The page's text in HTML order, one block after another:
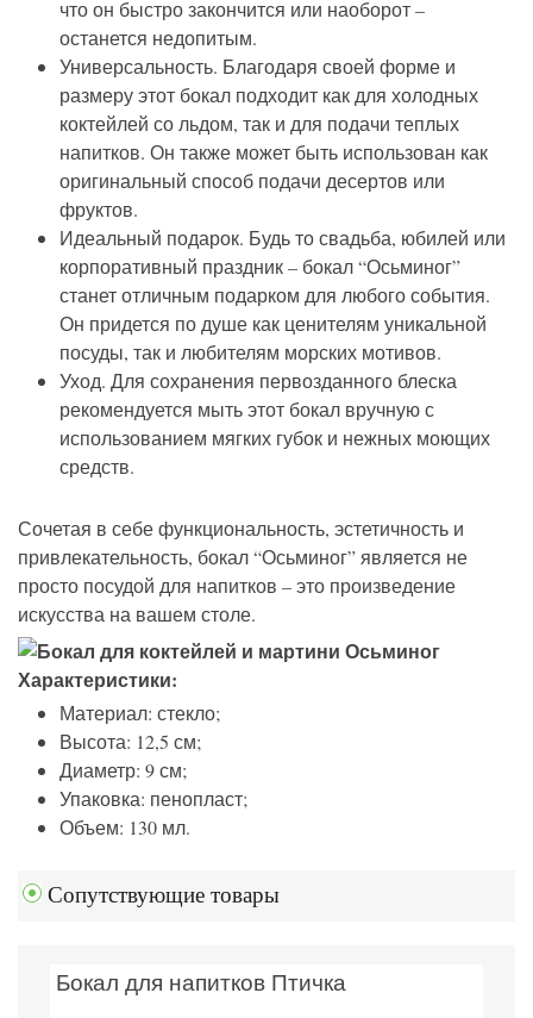
что он быстро закончится или наоборот –
останется недопитым.
Универсальность. Благодаря своей форме и
размеру этот бокал подходит как для холодных
коктейлей со льдом, так и для подачи теплых
напитков. Он также может быть использован как
оригинальный способ подачи десертов или
фруктов.
Идеальный подарок. Будь то свадьба, юбилей или
корпоративный праздник – бокал “Осьминог”
станет отличным подарком для любого события.
Он придется по душе как ценителям уникальной
посуды, так и любителям морских мотивов.
Уход. Для сохранения первозданного блеска
рекомендуется мыть этот бокал вручную с
использованием мягких губок и нежных моющих
средств.
Сочетая в себе функциональность, эстетичность и
привлекательность, бокал “Осьминог” является не
просто посудой для напитков – это произведение
искусства на вашем столе.
Характеристики:
Материал: стекло;
Высота: 12,5 см;
Диаметр: 9 см;
Упаковка: пенопласт;
Объем: 130 мл.
Сопутствующие товары
Бокал для напитков Птичка